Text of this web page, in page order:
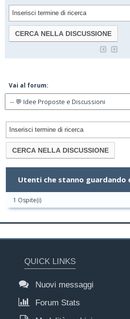
Vai al forum:
Utenti che stanno guardando
1 Ospite(i)
QUICK LINKS
Nuovi messaggi
Forum Stats